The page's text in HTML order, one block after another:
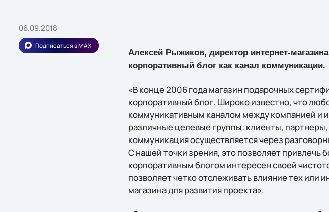
06.09.2018
Подписаться в MAX
Алексей Рыжиков, директор интернет-
корпоративный блог как канал коммуникации.
«В конце 2006 года магазин подарочных
корпоративный блог. Широко известно, что
коммуникативным каналом между компанией и
различные целевые группы: клиенты,
коммуникация осуществляется через
С нашей точки зрения, это позволяет
корпоративным блогом интересен своей
позволяет четко отслеживать влияние тех
магазина для развития проекта».